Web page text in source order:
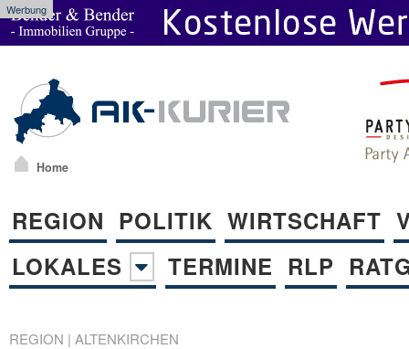
Werbung
Home
REGION POLITIK WIRTSCHAFT
LOKALES
TERMINE RLP
REGION | ALTENKIRCHEN